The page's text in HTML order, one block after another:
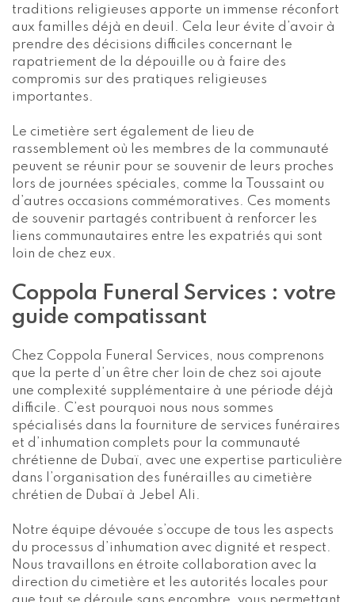
traditions religieuses apporte un immense réconfort
aux familles déjà en deuil. Cela leur évite d’avoir à
prendre des décisions difficiles concernant le
rapatriement de la dépouille ou à faire des
compromis sur des pratiques religieuses
importantes.
Le cimetière sert également de lieu de
rassemblement où les membres de la communauté
peuvent se réunir pour se souvenir de leurs proches
lors de journées spéciales, comme la Toussaint ou
d’autres occasions commémoratives. Ces moments
de souvenir partagés contribuent à renforcer les
liens communautaires entre les expatriés qui sont
loin de chez eux.
Coppola Funeral Services : votre
guide compatissant
Chez Coppola Funeral Services, nous comprenons
que la perte d’un être cher loin de chez soi ajoute
une complexité supplémentaire à une période déjà
difficile. C’est pourquoi nous nous sommes
spécialisés dans la fourniture de services funéraires
et d’inhumation complets pour la communauté
chrétienne de Dubaï, avec une expertise particulière
dans l’organisation des funérailles au cimetière
chrétien de Dubaï à Jebel Ali.
Notre équipe dévouée s’occupe de tous les aspects
du processus d’inhumation avec dignité et respect.
Nous travaillons en étroite collaboration avec la
direction du cimetière et les autorités locales pour